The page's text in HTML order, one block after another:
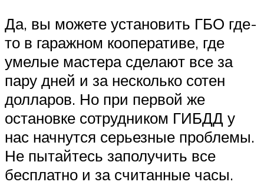
Да, вы можете установить ГБО где-
то в гаражном кооперативе, где
умелые мастера сделают все за
пару дней и за несколько сотен
долларов. Но при первой же
остановке сотрудником ГИБДД у
нас начнутся серьезные проблемы.
Не пытайтесь заполучить все
бесплатно и за считанные часы.